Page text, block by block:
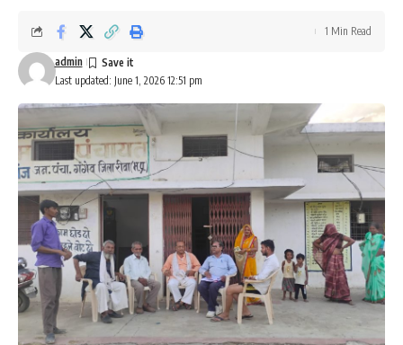
Last updated: June 1, 2026 12:51 pm
admin
1 Min Read